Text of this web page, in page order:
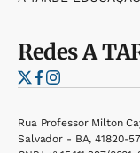
RedesA
Rua Professor Milton
Salvador - BA, 41820-